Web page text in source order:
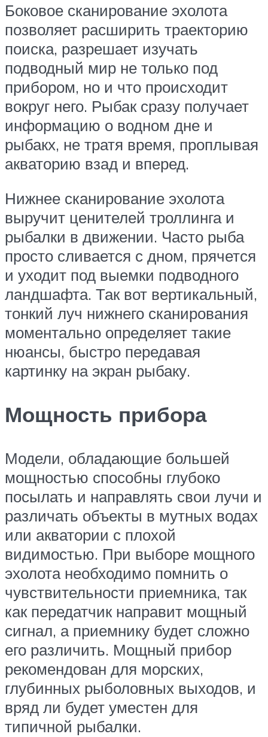
Боковое сканирование эхолота
позволяет расширить траекторию
поиска, разрешает изучать
подводный мир не только под
прибором, но и что происходит
вокруг него. Рыбак сразу получает
информацию о водном дне и
рыбакх, не тратя время, проплывая
акваторию взад и вперед.
Нижнее сканирование эхолота
выручит ценителей троллинга и
рыбалки в движении. Часто рыба
просто сливается с дном, прячется
и уходит под выемки подводного
ландшафта. Так вот вертикальный,
тонкий луч нижнего сканирования
моментально определяет такие
нюансы, быстро передавая
картинку на экран рыбаку.
Мощность прибора
Модели, обладающие большей
мощностью способны глубоко
посылать и направлять свои лучи и
различать объекты в мутных водах
или акватории с плохой
видимостью. При выборе мощного
эхолота необходимо помнить о
чувствительности приемника, так
как передатчик направит мощный
сигнал, а приемнику будет сложно
его различить. Мощный прибор
рекомендован для морских,
глубинных рыболовных выходов, и
вряд ли будет уместен для
типичной рыбалки.